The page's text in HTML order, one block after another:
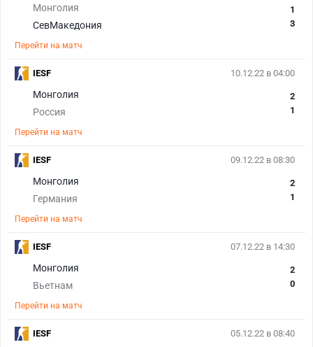
Монголия
СевМакедония
1
3
Перейти на матч
10.12.22 в 04:00
Монголия
Россия
2
1
Перейти на матч
IESF
09.12.22 в 08:30
Монголия
Германия
2
1
Перейти на матч
IESF
07.12.22 в 14:30
Монголия
Вьетнам
2
0
Перейти на матч
IESF
05.12.22 в 08:40
IESF